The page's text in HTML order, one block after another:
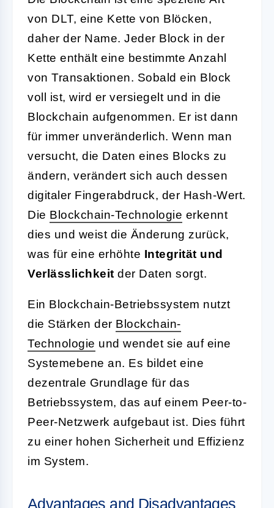
von DLT, eine Kette von Blöcken,
daher der Name. Jeder Block in der
Kette enthält eine bestimmte Anzahl
von Transaktionen. Sobald ein Block
voll ist, wird er versiegelt und in die
Blockchain aufgenommen. Er ist dann
für immer unveränderlich. Wenn man
versucht, die Daten eines Blocks zu
ändern, verändert sich auch dessen
digitaler Fingerabdruck, der Hash-Wert.
Die Blockchain-Technologie erkennt
dies und weist die Änderung zurück,
was für eine erhöhte Integrität und
Verlässlichkeit der Daten sorgt.
Ein Blockchain-Betriebssystem nutzt
die Stärken der Blockchain-
Technologie und wendet sie auf eine
Systemebene an. Es bildet eine
dezentrale Grundlage für das
Betriebssystem, das auf einem Peer-to-
Peer-Netzwerk aufgebaut ist. Dies führt
zu einer hohen Sicherheit und Effizienz
im System.
Advantages and Disadvantages